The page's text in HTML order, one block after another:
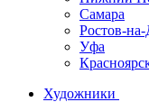
Самара
Ростов-
Уфа
Художники